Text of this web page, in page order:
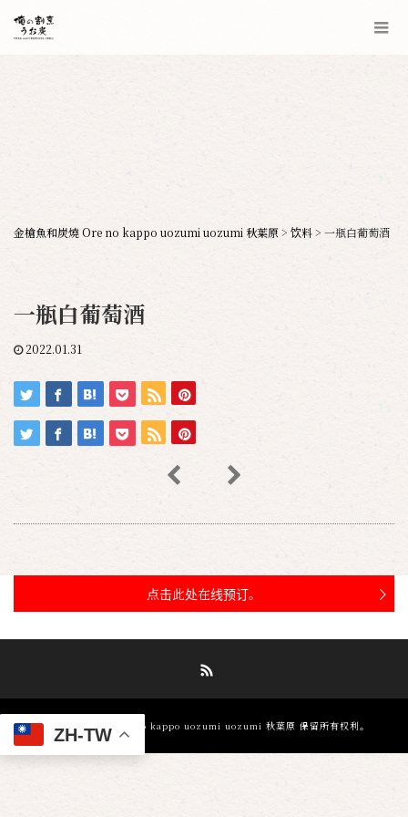
金槍魚和炭燒 Ore no kappo uozumi uozumi 秋葉原> 饮料> 一瓶白葡萄酒
一瓶白葡萄酒
2022.01.31
点击此处在线预订。
© 金槍魚和炭燒 Ore no kappo uozumi uozumi 秋葉原 保留所有权利。
ZH-TW